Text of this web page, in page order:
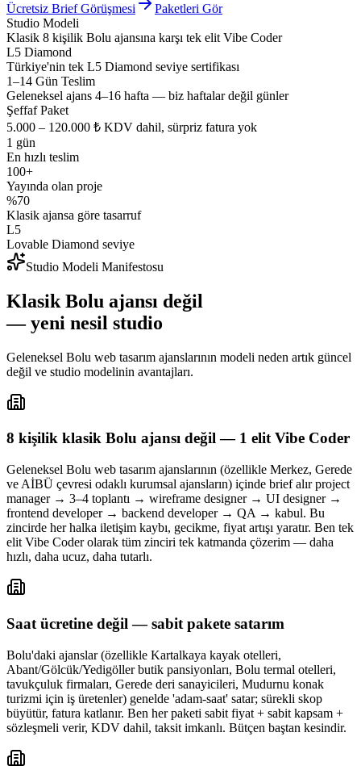
Ücretsiz Brief Görüşmesi
Paketleri Gör
Studio Modeli
Klasik 8 kişilik Bolu ajansına karşı tek elit Vibe Coder
L5 Diamond
Türkiye'nin tek L5 Diamond seviye sertifikası
1–14 Gün Teslim
Geleneksel ajans 4–16 hafta — biz haftalar değil günler
Şeffaf Paket
5.000 – 120.000 ₺ KDV dahil, sürpriz fatura yok
1 gün
En hızlı teslim
100+
Yayında olan proje
%70
Klasik ajansa göre tasarruf
L5
Lovable Diamond seviye
Studio Modeli Manifestosu
Klasik Bolu ajansı değil
— yeni nesil studio
Geleneksel Bolu web tasarım ajanslarının modeli neden artık güncel
değil ve studio modelinin avantajları.
8 kişilik klasik Bolu ajansı değil — 1 elit Vibe Coder
Geleneksel Bolu web tasarım ajanslarının (özellikle Merkez, Gerede
ve AİBÜ çevresi odaklı kurumsal ajansların) içinde brief alır project
manager → 3–4 toplantı → wireframe designer → UI designer →
frontend developer → backend developer → QA → kabul. Bu
zincirde her halka iletişim kaybı, gecikme, fiyat artışı yaratır. Ben tek
elit Vibe Coder olarak tüm zinciri tek katmanda çözerim — daha
hızlı, daha ucuz, daha tutarlı.
Saat ücretine değil — sabit pakete satarım
Bolu'daki ajanslar (özellikle Kartalkaya kayak otelleri,
Abant/Gölcük/Yedigöller butik pansiyonları, Bolu termal otelleri,
tavukçuluk firmaları, Gerede deri sanayicileri, Mudurnu konak
turizmi için iş üretenler) genelde 'adam-saat' satar; sürekli skop
büyütür, fatura katlanır. Ben her paketi sabit fiyat + sabit kapsam +
sözleşmeli verir, KDV dahil, taksit imkanlı. Bütçen baştan kesindir.